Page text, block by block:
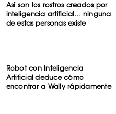
Así son los rostros creados por
inteligencia artificial… ninguna
de estas personas existe
Robot con Inteligencia
Artificial deduce cómo
encontrar a Wally rápidamente